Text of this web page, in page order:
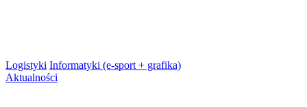
Logistyki Informatyki (e-sport + grafika)
Aktualności